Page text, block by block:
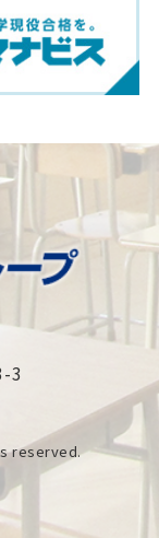
3
reserved.